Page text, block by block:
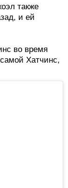
также
и ей
во время
Хатчинс,